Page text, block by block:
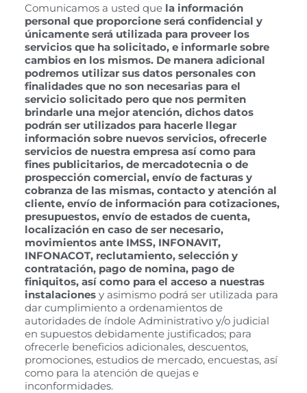
Comunicamos a usted que la información
personal que proporcione será confidencial y
únicamente será utilizada para proveer los
servicios que ha solicitado, e informarle sobre
cambios en los mismos. De manera adicional
podremos utilizar sus datos personales con
finalidades que no son necesarias para el
servicio solicitado pero que nos permiten
brindarle una mejor atención, dichos datos
podrán ser utilizados para hacerle llegar
información sobre nuevos servicios, ofrecerle
servicios de nuestra empresa así como para
fines publicitarios, de mercadotecnia o de
prospección comercial, envío de facturas y
cobranza de las mismas, contacto y atención al
cliente, envío de información para cotizaciones,
presupuestos, envío de estados de cuenta,
localización en caso de ser necesario,
movimientos ante IMSS, INFONAVIT,
INFONACOT, reclutamiento, selección y
contratación, pago de nomina, pago de
finiquitos, así como para el acceso a nuestras
instalaciones y asimismo podrá ser utilizada para
dar cumplimiento a ordenamientos de
autoridades de índole Administrativo y/o judicial
en supuestos debidamente justificados; para
ofrecerle beneficios adicionales, descuentos,
promociones, estudios de mercado, encuestas, así
como para la atención de quejas e
inconformidades.